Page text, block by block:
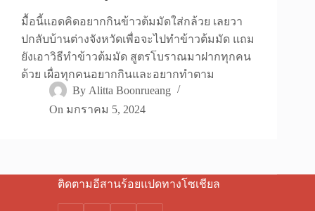
มื้อนี้แอดคิดอยากกินข้าวต้มมัดใส่กล้วย เลยวา
ปกลับบ้านต่างจังหวัดเพื่อจะไปทำข้าวต้มมัด แถม
ยังเอาวิธีทำข้าวต้มมัด สูตรโบราณมาฝากทุกคน
ด้วย เผื่อทุกคนอยากกินและอยากทำตาม
By Alitta Boonrueang
On มกราคม 5, 2024
ติดตามอีสานร้อยแปดทางโซเชียล